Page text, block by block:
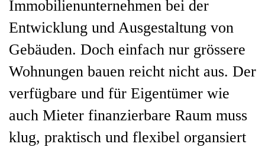
Immobilienunternehmen bei der
Entwicklung und Ausgestaltung von
Gebäuden. Doch einfach nur grössere
Wohnungen bauen reicht nicht aus. Der
verfügbare und für Eigentümer wie
auch Mieter finanzierbare Raum muss
klug, praktisch und flexibel organsiert